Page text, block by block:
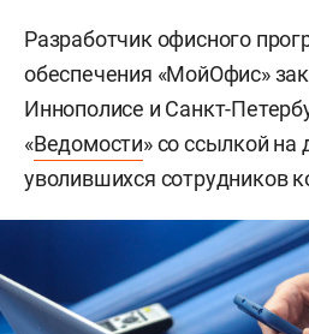
Разработчик офисного
обеспечения «МойОфис»
Иннополисе и Санкт-
«Ведомости» со ссылкой
уволившихся сотрудников